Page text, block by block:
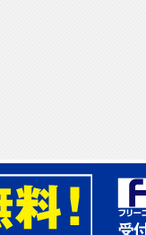
フォームへ